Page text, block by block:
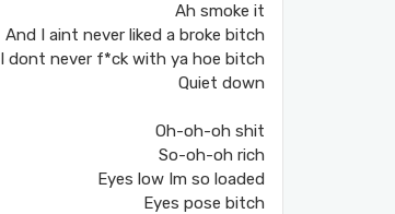
Ah smoke it
And I aint never liked a broke bitch
I dont never f*ck with ya hoe bitch
Quiet down
Oh-oh-oh shit
So-oh-oh rich
Eyes low Im so loaded
Eyes pose bitch